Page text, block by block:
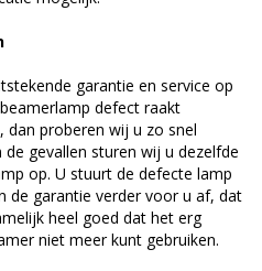
garantie en service op
defect raakt
dan proberen wij u zo snel
gevallen sturen wij u dezelfde
op. U stuurt de defecte lamp
de garantie verder voor u af, dat
heel goed dat het erg
niet meer kunt gebruiken.